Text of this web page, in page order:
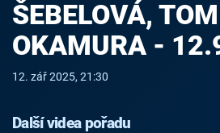
ŠEBELOVÁ,
OKAMURA -
12. zář 2025, 21:30
Další videa pořadu